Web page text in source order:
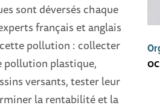
sont déversés chaque
français et anglais
pollution : collecter
pollution plastique,
versants, tester leur
la rentabilité et la